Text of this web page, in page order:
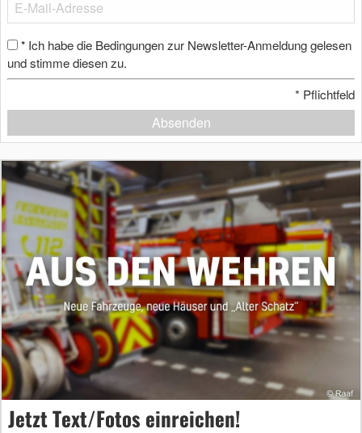
* Ich habe die Bedingungen zur Newsletter-Anmeldung gelesen
und stimme diesen zu.
* Pflichtfeld
Absenden
Jetzt Text/Fotos einreichen!